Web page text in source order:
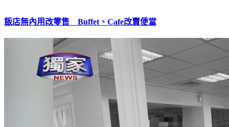
飯店無內用改零售 Buffet、Cafe改賣便當